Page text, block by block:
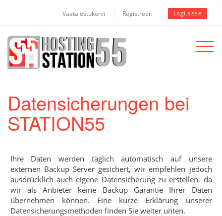
Vaata ostukorvi Registreeri Logi sisse
Toggle
Datensicherungen bei
STATION55
Ihre Daten werden täglich automatisch auf unsere
externen Backup Server gesichert, wir empfehlen jedoch
ausdrücklich auch eigene Datensicherung zu erstellen, da
wir als Anbieter keine Backup Garantie Ihrer Daten
übernehmen können. Eine kurze Erklärung unserer
Datensicherungsmethoden finden Sie weiter unten.